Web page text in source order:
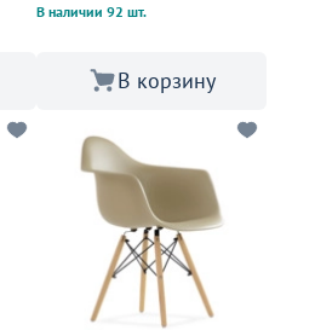
В наличии 92 шт.
В корзину